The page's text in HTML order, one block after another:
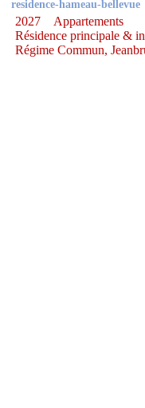
residence-hameau-bellevue
2027
Appartements
Résidence principale &
Régime Commun,